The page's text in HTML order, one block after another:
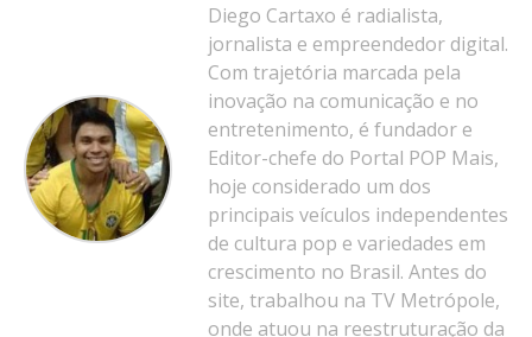
Diego Cartaxo é radialista,
jornalista e empreendedor digital.
Com trajetória marcada pela
inovação na comunicação e no
entretenimento, é fundador e
Editor-chefe do Portal POP Mais,
hoje considerado um dos
principais veículos independentes
de cultura pop e variedades em
crescimento no Brasil. Antes do
site, trabalhou na TV Metrópole,
onde atuou na reestruturação da